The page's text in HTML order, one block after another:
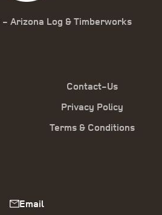
Arizona Log & Timberworks
Contact-Us
Privacy Policy
Terms & Conditions
Email